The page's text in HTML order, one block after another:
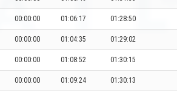
00:00:00 01:06:17 01:28:50
00:00:00 01:04:35 01:29:02
00:00:00 01:08:52 01:30:15
00:00:00 01:09:24 01:30:13